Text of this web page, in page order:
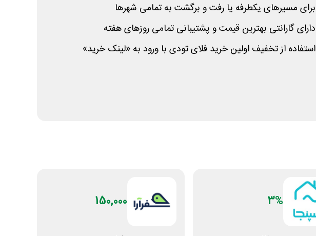
برای مسیرهای یکطرفه یا رفت و برگشت به تمامی شهرها
دارای گارانتی بهترین قیمت و پشتیبانی تمامی روزهای هفته
استفاده از تخفیف اولین خرید فلای تودی با ورود به «لینک خرید»
3%
150,000